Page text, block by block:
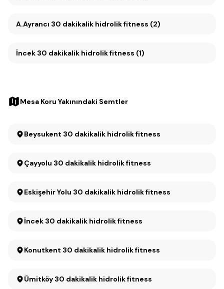
A.Ayrancı 30 dakikalik hidrolik fitness (2)
İncek 30 dakikalik hidrolik fitness (1)
Mesa Koru Yakınındaki Semtler
Beysukent 30 dakikalik hidrolik fitness
Çayyolu 30 dakikalik hidrolik fitness
Eskişehir Yolu 30 dakikalik hidrolik fitness
İncek 30 dakikalik hidrolik fitness
Konutkent 30 dakikalik hidrolik fitness
Ümitköy 30 dakikalik hidrolik fitness